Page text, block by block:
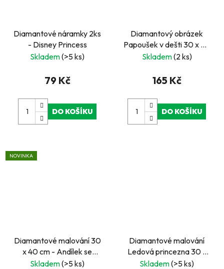
Diamantové náramky 2ks
- Disney Princess
Skladem(>5 ks)
79 Kč
DO KOŠÍKU
Diamantový obrázek
Papoušek v dešti 30 x 40
cm
Skladem(2 ks)
165 Kč
DO KOŠÍKU
NOVINKA
Diamantové malování 30
x 40 cm - Andílek se
zrzavou kočkou
Skladem(>5 ks)
Diamantové malování
Ledová princezna 30 x
40 cm
Skladem(>5 ks)